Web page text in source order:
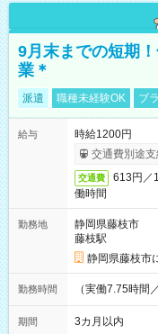
9月末までの短期
業＊
派遣 職種未経験OK ブ
給与
時給1200円
交通費別途支
交通費
613円／
働時間
勤務地
静岡県藤枝市
藤枝駅
静岡県藤枝市
勤務時間 （実働7.75時間
期間 3カ月以内